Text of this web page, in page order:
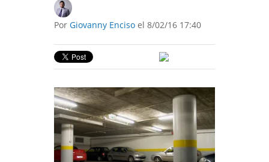
Por Giovanny Enciso el 8/02/16 17:40